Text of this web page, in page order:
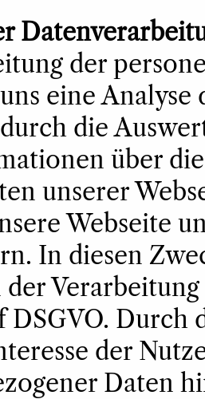
der
eine Analyse
die
über
unserer
Webseite
In diesen
der
DSGVO. Durch
der
Daten